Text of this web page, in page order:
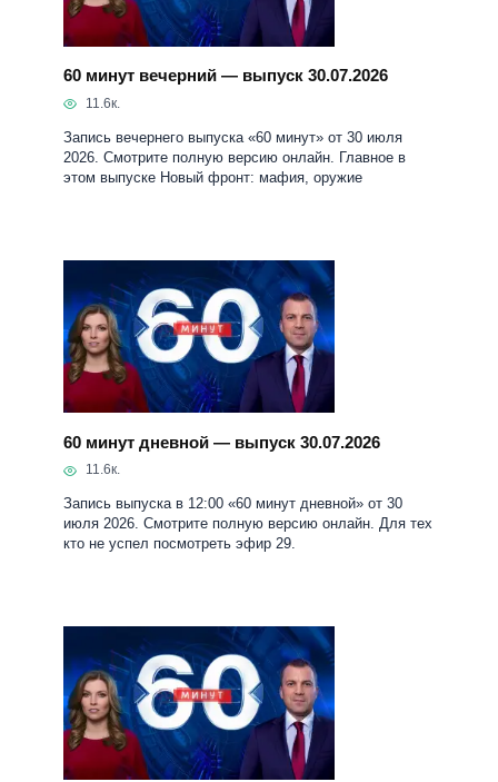
60 минут вечерний — выпуск 30.07.2026
11.6к.
Запись вечернего выпуска «60 минут» от 30 июля
2026. Смотрите полную версию онлайн. Главное в
этом выпуске Новый фронт: мафия, оружие
60 минут дневной — выпуск 30.07.2026
11.6к.
Запись выпуска в 12:00 «60 минут дневной» от 30
июля 2026. Смотрите полную версию онлайн. Для тех
кто не успел посмотреть эфир 29.